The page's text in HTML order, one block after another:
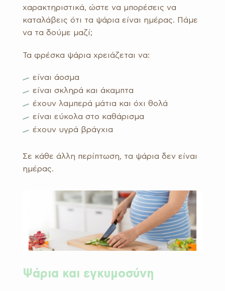
χαρακτηριστικά, ώστε να μπορέσεις να
καταλάβεις ότι τα ψάρια είναι ημέρας. Πάμε
να τα δούμε μαζί;
Τα φρέσκα ψάρια χρειάζεται να:
είναι άοσμα
είναι σκληρά και άκαμπτα
έχουν λαμπερά μάτια και όχι θολά
είναι εύκολα στο καθάρισμα
έχουν υγρά βράγχια
Σε κάθε άλλη περίπτωση, τα ψάρια δεν είναι
ημέρας.
Ψάρια και εγκυμοσύνη